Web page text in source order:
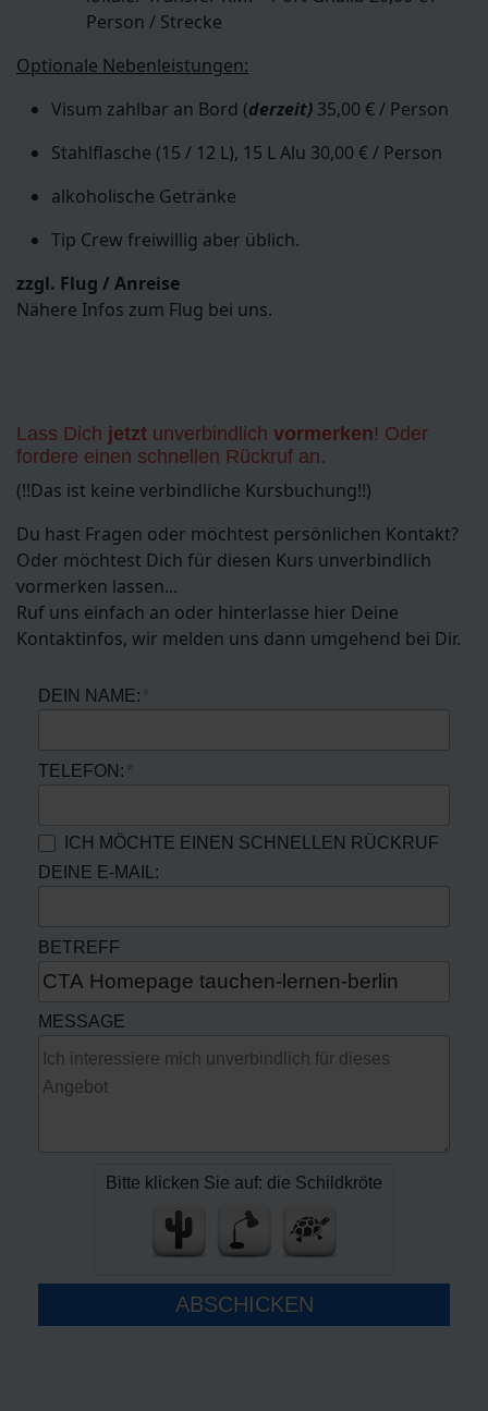
Person / Strecke
Optionale Nebenleistungen:
Visum zahlbar an Bord (derzeit) 35,00 € / Person
Stahlflasche (15 / 12 L), 15 L Alu 30,00 € / Person
alkoholische Getränke
Tip Crew freiwillig aber üblich.
zzgl. Flug / Anreise
Nähere Infos zum Flug bei uns.
Lass Dich jetzt unverbindlich vormerken! Oder
fordere einen schnellen Rückruf an.
(!!Das ist keine verbindliche Kursbuchung!!)
Du hast Fragen oder möchtest persönlichen Kontakt?
Oder möchtest Dich für diesen Kurs unverbindlich
vormerken lassen...
Ruf uns einfach an oder hinterlasse hier Deine
Kontaktinfos, wir melden uns dann umgehend bei Dir.
DEIN NAME:
TELEFON:
ICH MÖCHTE EINEN SCHNELLEN RÜCKRUF
DEINE E-MAIL:
BETREFF
MESSAGE
Bitte klicken Sie auf: die Schildkröte
ABSCHICKEN